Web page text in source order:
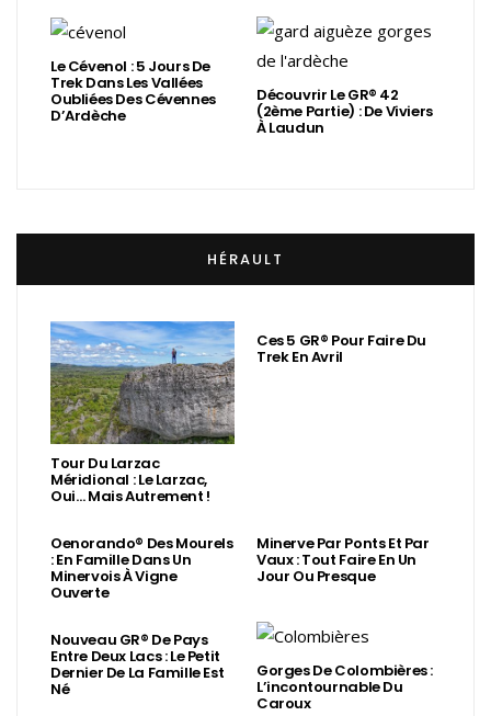
Le Cévenol : 5 Jours De
Trek Dans Les Vallées
Oubliées Des Cévennes
D’Ardèche
Découvrir Le GR® 42
(2ème Partie) : De Viviers
À Laudun
HÉRAULT
Tour Du Larzac
Méridional : Le Larzac,
Oui… Mais Autrement !
Ces 5 GR® Pour Faire Du
Trek En Avril
Oenorando® Des Mourels
: En Famille Dans Un
Minervois À Vigne
Ouverte
Minerve Par Ponts Et Par
Vaux : Tout Faire En Un
Jour Ou Presque
Nouveau GR® De Pays
Entre Deux Lacs : Le Petit
Dernier De La Famille Est
Né
Gorges De Colombières :
L’incontournable Du
Caroux